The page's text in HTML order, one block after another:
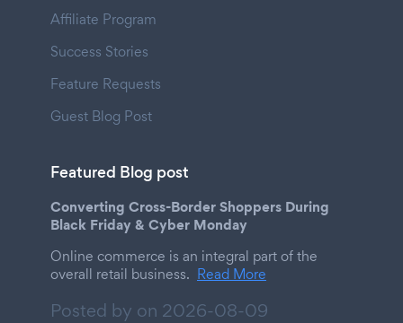
Affiliate Program
Success Stories
Feature Requests
Guest Blog Post
Featured Blog post
Converting Cross-Border Shoppers During
Black Friday & Cyber Monday
Online commerce is an integral part of the
overall retail business. Read More
Posted by on 2026-08-09